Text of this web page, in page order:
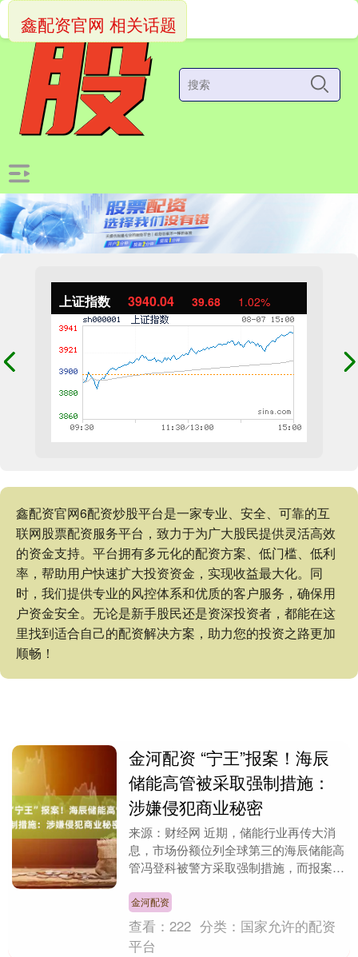
上证指数 3940.04 39.68 1.02%
鑫配资官网6配资炒股平台是一家专业、安全、可靠的互
联网股票配资服务平台，致力于为广大股民提供灵活高效
的资金支持。平台拥有多元化的配资方案、低门槛、低利
率，帮助用户快速扩大投资资金，实现收益最大化。同
时，我们提供专业的风控体系和优质的客户服务，确保用
户资金安全。无论是新手股民还是资深投资者，都能在这
里找到适合自己的配资解决方案，助力您的投资之路更加
顺畅！
鑫配资官网 相关话题
金河配资 “宁王”报案！海辰
储能高管被采取强制措施：
涉嫌侵犯商业秘密
来源：财经网 近期，储能行业再传大消
息，市场份额位列全球第三的海辰储能高
管冯登科被警方采取强制措施，而报案人
日，一位接近宁....
金河配资
查看：222 分类： 国家允许的配资
平台